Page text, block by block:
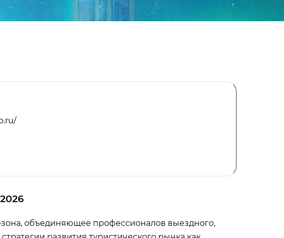
объединяющее профессионалов выездного,